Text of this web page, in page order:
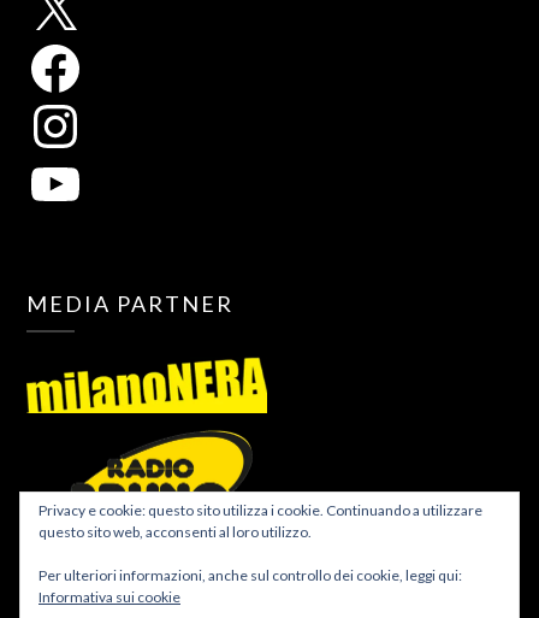
MEDIA PARTNER
Privacy e cookie: questo sito utilizza i cookie. Continuando a utilizzare
questo sito web, acconsenti al loro utilizzo.
Per ulteriori informazioni, anche sul controllo dei cookie, leggi qui:
Informativa sui cookie